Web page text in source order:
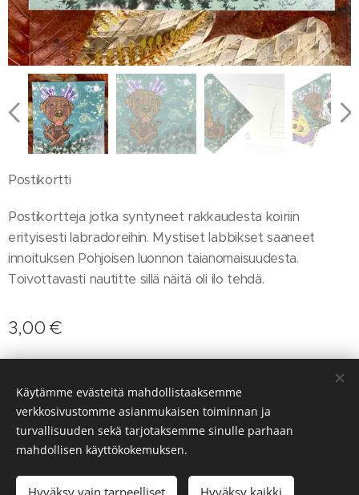
Postikortti
Postikortteja jotka syntyneet rakkaudesta koiriin
erityisesti labradoreihin. Mystiset labbikset saaneet
innoituksen Pohjoisen luonnon taianomaisuudesta.
Toivottavasti nautitte sillä näitä oli ilo tehdä.
3,00 €
Lisää ostoskoriin
© 2023 Annu Mikkilä.
Luotu
Webnodella Evästeet
Käytämme evästeitä mahdollistaaksemme
verkkosivustomme asianmukaisen toiminnan ja
turvallisuuden sekä tarjotaksemme sinulle parhaan
mahdollisen käyttökokemuksen.
Hyväksy vain tarpeelliset Hyväksy kaikki